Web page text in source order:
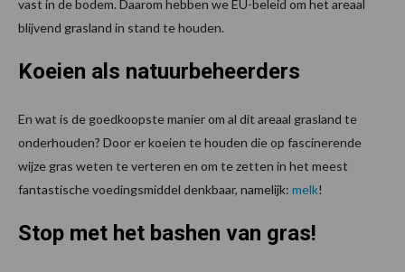
vast in de bodem. Daarom hebben we EU-beleid om het areaal
blijvend grasland in stand te houden.
Koeien als natuurbeheerders
En wat is de goedkoopste manier om al dit areaal grasland te
onderhouden? Door er koeien te houden die op fascinerende
wijze gras weten te verteren en om te zetten in het meest
fantastische voedingsmiddel denkbaar, namelijk: melk!
Stop met het bashen van gras!